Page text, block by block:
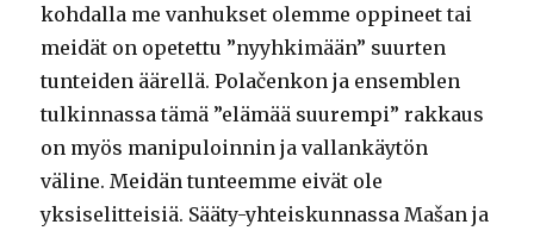
kohdalla me vanhukset olemme oppineet tai
meidät on opetettu ”nyyhkimään” suurten
tunteiden äärellä. Polačenkon ja ensemblen
tulkinnassa tämä ”elämää suurempi” rakkaus
on myös manipuloinnin ja vallankäytön
väline. Meidän tunteemme eivät ole
yksiselitteisiä. Sääty-yhteiskunnassa Mašan ja